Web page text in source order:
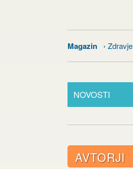
Magazin › Zdravje
NOVOSTI
AVTORJI